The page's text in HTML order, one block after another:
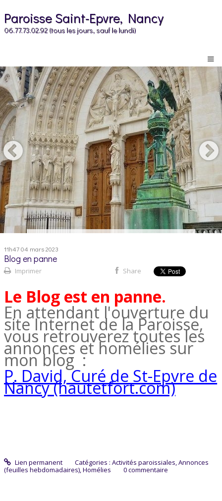
Paroisse Saint-Epvre, Nancy
06.77.73.02.92 (tous les jours, sauf le lundi)
11h4704 mars 2023
Blog en panne
Imprimer Share
Le Blog est en panne.
En attendant l'ouverture du
site Internet de la Paroisse,
vous retrouverez toutes les
annonces et homélies sur
mon blog :
P. David, Curé de St-Epvre de
Nancy (hautetfort.com)
Lien permanent Catégories : Activités paroissiales,Annonces
(feuilles hebdomadaires),Homélies 0commentaire